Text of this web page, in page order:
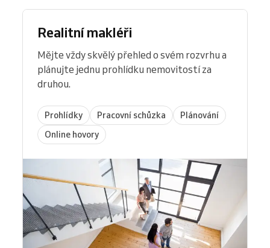
Realitní makléři
Mějte vždy skvělý přehled o svém rozvrhu a
plánujte jednu prohlídku nemovitostí za
druhou.
Prohlídky Pracovní schůzka
Plánování
Online hovory